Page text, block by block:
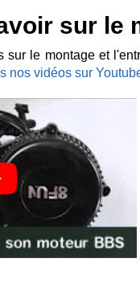
sur le
sur le montage et
nos vidéos sur